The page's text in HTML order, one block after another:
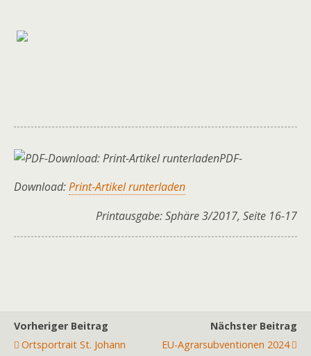
PDF-
Download:Print-Artikel runterladen
Printausgabe: Sphäre 3/2017, Seite 16-17
Vorheriger Beitrag
Ortsportrait St. Johann
Nächster Beitrag
EU-Agrarsubventionen 2024